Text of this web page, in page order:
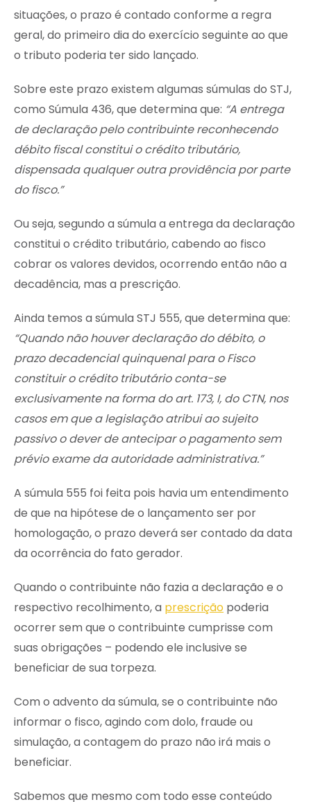
situações, o prazo é contado conforme a regra
geral, do primeiro dia do exercício seguinte ao que
o tributo poderia ter sido lançado.
Sobre este prazo existem algumas súmulas do STJ,
como Súmula 436, que determina que: “A entrega
de declaração pelo contribuinte reconhecendo
débito fiscal constitui o crédito tributário,
dispensada qualquer outra providência por parte
do fisco.”
Ou seja, segundo a súmula a entrega da declaração
constitui o crédito tributário, cabendo ao fisco
cobrar os valores devidos, ocorrendo então não a
decadência, mas a prescrição.
Ainda temos a súmula STJ 555, que determina que:
“Quando não houver declaração do débito, o
prazo decadencial quinquenal para o Fisco
constituir o crédito tributário conta-se
exclusivamente na forma do art. 173, I, do CTN, nos
casos em que a legislação atribui ao sujeito
passivo o dever de antecipar o pagamento sem
prévio exame da autoridade administrativa.”
A súmula 555 foi feita pois havia um entendimento
de que na hipótese de o lançamento ser por
homologação, o prazo deverá ser contado da data
da ocorrência do fato gerador.
Quando o contribuinte não fazia a declaração e o
respectivo recolhimento, a prescrição poderia
ocorrer sem que o contribuinte cumprisse com
suas obrigações – podendo ele inclusive se
beneficiar de sua torpeza.
Com o advento da súmula, se o contribuinte não
informar o fisco, agindo com dolo, fraude ou
simulação, a contagem do prazo não irá mais o
beneficiar.
Sabemos que mesmo com todo esse conteúdo